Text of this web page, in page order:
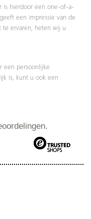
is hierdoor een one-of-a-
een impressie van de
te ervaren, heten wij u
een persoonlijke
is, kunt u ook een